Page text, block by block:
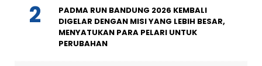
PADMA RUN BANDUNG 2026 KEMBALI
DIGELAR DENGAN MISI YANG LEBIH BESAR,
MENYATUKAN PARA PELARI UNTUK
PERUBAHAN